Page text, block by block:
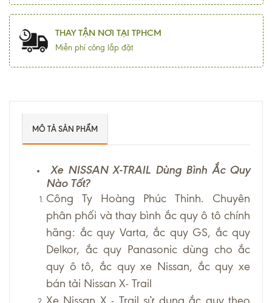
THAY TẬN NƠI TẠI TPHCM
Miễn phí công lắp đặt
MÔ TẢ SẢN PHẨM
Xe NISSAN X-TRAIL Dùng Bình Ắc Quy
Nào Tốt?
Công Ty Hoàng Phúc Thinh. Chuyên
phân phối và thay bình ắc quy ô tô chính
hãng: ắc quy Varta, ắc quy GS, ắc quy
Delkor, ắc quy Panasonic dùng cho ắc
quy ô tô, ắc quy xe Nissan, ắc quy xe
bán tải Nissan X- Trail
Xe Nissan X - Trail sử dụng ắc quy theo